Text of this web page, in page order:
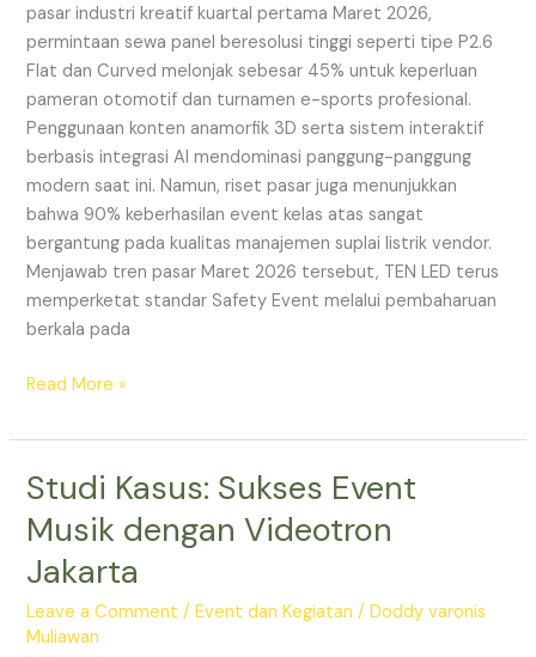
pasar industri kreatif kuartal pertama Maret 2026,
permintaan sewa panel beresolusi tinggi seperti tipe P2.6
Flat dan Curved melonjak sebesar 45% untuk keperluan
pameran otomotif dan turnamen e-sports profesional.
Penggunaan konten anamorfik 3D serta sistem interaktif
berbasis integrasi AI mendominasi panggung-panggung
modern saat ini. Namun, riset pasar juga menunjukkan
bahwa 90% keberhasilan event kelas atas sangat
bergantung pada kualitas manajemen suplai listrik vendor.
Menjawab tren pasar Maret 2026 tersebut, TEN LED terus
memperketat standar Safety Event melalui pembaharuan
berkala pada
Read More »
Studi Kasus: Sukses Event
Musik dengan Videotron
Jakarta
Leave a Comment /Event dan Kegiatan /Doddy varonis
Muliawan
Studi
Sukses
Event
dengan